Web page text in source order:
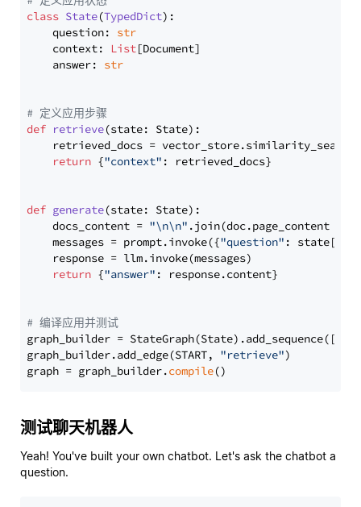
class State(TypedDict):
    question:
str
    context:
List[Document]
    answer:
str
# 定义应用步骤
def retrieve(state: State):
retrieved_docs =
return {"context" : retrieved_docs}
def generate(state: State):
    docs_content =
"\n\n" .join(doc.page_content
    messages = prompt.invoke({
"question" : state[
    response = llm.invoke(messages)
return {"answer" : response.content}
# 编译应用并测试
graph_builder =
graph_builder.add_edge(START, "retrieve")
graph = graph_builder.compile
测试聊天机器人
Yeah! You've built your own chatbot. Let's ask the chatbot a
question.